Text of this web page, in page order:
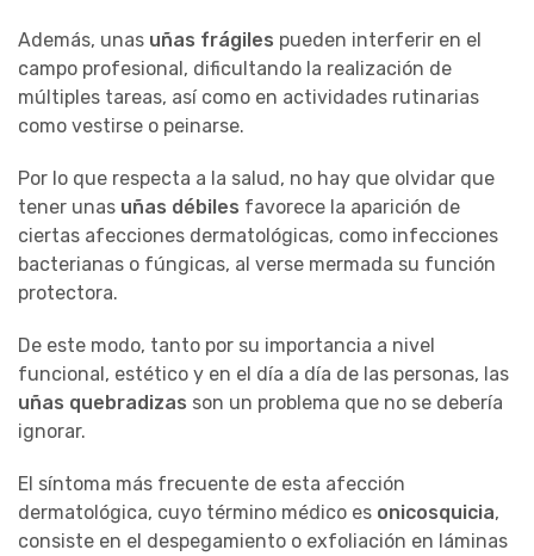
Además, unas uñas frágiles pueden interferir en el
campo profesional, dificultando la realización de
múltiples tareas, así como en actividades rutinarias
como vestirse o peinarse.
Por lo que respecta a la salud, no hay que olvidar que
tener unas uñas débiles favorece la aparición de
ciertas afecciones dermatológicas, como infecciones
bacterianas o fúngicas, al verse mermada su función
protectora.
De este modo, tanto por su importancia a nivel
funcional, estético y en el día a día de las personas, las
uñas quebradizas son un problema que no se debería
ignorar.
El síntoma más frecuente de esta afección
dermatológica, cuyo término médico es onicosquicia,
consiste en el despegamiento o exfoliación en láminas